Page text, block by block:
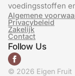
voedingsstoffen
Algemene
Privacybeleid
Zakelijk
Contact
Follow Us
© 2026 Eigen Fruit